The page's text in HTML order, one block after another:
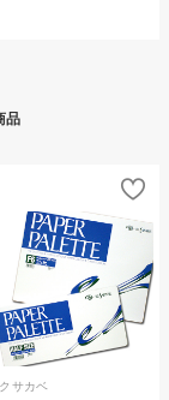
品
クサカベ